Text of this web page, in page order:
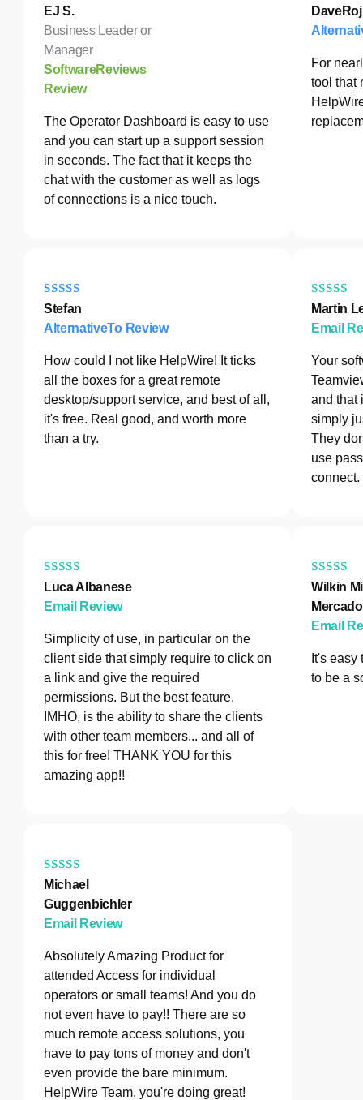
EJ S.
Business Leader or
Manager
SoftwareReviews
Review
The Operator Dashboard is easy to use
and you can start up a support session
in seconds. The fact that it keeps the
chat with the customer as well as logs
of connections is a nice touch.
DaveRoj
For
tool that
Stefan
AlternativeTo Review
How could I not like HelpWire! It ticks
all the boxes for a great remote
desktop/support service, and best of all,
it's free. Real good, and worth more
than a try.
Martin
Email
Your
and that
simply
They
use
connect.
Luca Albanese
Email Review
Simplicity of use, in particular on the
client side that simply require to click on
a link and give the required
permissions. But the best feature,
IMHO, is the ability to share the clients
with other team members... and all of
this for free! THANK YOU for this
amazing app!!
Wilkin
Mercado
Email
It's
to be a
Michael
Guggenbichler
Email Review
Absolutely Amazing Product for
attended Access for individual
operators or small teams! And you do
not even have to pay!! There are so
much remote access solutions, you
have to pay tons of money and don't
even provide the bare minimum.
HelpWire Team, you're doing great!